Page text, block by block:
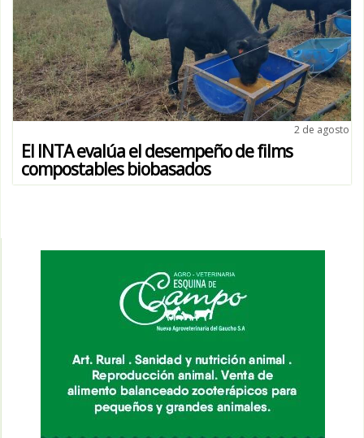
2 de agosto
El INTA evalúa el desempeño de films
compostables biobasados